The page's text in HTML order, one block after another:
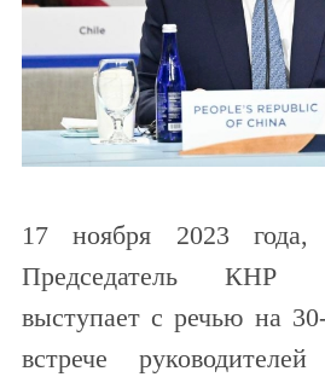
17 ноября 2023 года,
Председатель КНР
выступает с речью на
встрече